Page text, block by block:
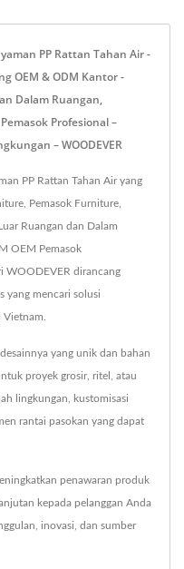
PP Rattan Tahan Air -
OEM & ODM Kantor -
Dalam Ruangan,
Profesional –
– WOODEVER
PP Rattan Tahan Air yang
Pemasok Furniture,
Ruangan dan Dalam
OEM Pemasok
WOODEVER dirancang
yang mencari solusi
yang unik dan bahan
proyek grosir, ritel, atau
lingkungan, kustomisasi
rantai pasokan yang dapat
penawaran produk
kepada pelanggan Anda
inovasi, dan sumber